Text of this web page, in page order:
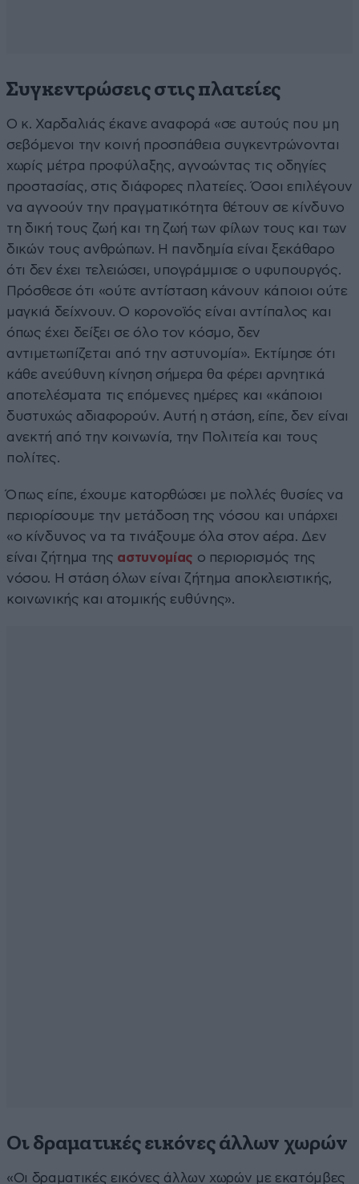
Συγκεντρώσεις στις πλατείες
Ο κ. Χαρδαλιάς έκανε αναφορά «σε αυτούς που μη
σεβόμενοι την κοινή προσπάθεια συγκεντρώνονται
χωρίς μέτρα προφύλαξης, αγνοώντας τις οδηγίες
προστασίας, στις διάφορες πλατείες. Όσοι επιλέγουν
να αγνοούν την πραγματικότητα θέτουν σε κίνδυνο
τη δική τους ζωή και τη ζωή των φίλων τους και των
δικών τους ανθρώπων. Η πανδημία είναι ξεκάθαρο
ότι δεν έχει τελειώσει, υπογράμμισε ο υφυπουργός.
Πρόσθεσε ότι «ούτε αντίσταση κάνουν κάποιοι ούτε
μαγκιά δείχνουν. Ο κορονοϊός είναι αντίπαλος και
όπως έχει δείξει σε όλο τον κόσμο, δεν
αντιμετωπίζεται από την αστυνομία». Εκτίμησε ότι
κάθε ανεύθυνη κίνηση σήμερα θα φέρει αρνητικά
αποτελέσματα τις επόμενες ημέρες και «κάποιοι
δυστυχώς αδιαφορούν. Αυτή η στάση, είπε, δεν είναι
ανεκτή από την κοινωνία, την Πολιτεία και τους
πολίτες.
Όπως είπε, έχουμε κατορθώσει με πολλές θυσίες να
περιορίσουμε την μετάδοση της νόσου και υπάρχει
«ο κίνδυνος να τα τινάξουμε όλα στον αέρα. Δεν
είναι ζήτημα της αστυνομίας ο περιορισμός της
νόσου. Η στάση όλων είναι ζήτημα αποκλειστικής,
κοινωνικής και ατομικής ευθύνης».
Οι δραματικές εικόνες άλλων χωρών
«Οι δραματικές εικόνες άλλων χωρών με εκατόμβες